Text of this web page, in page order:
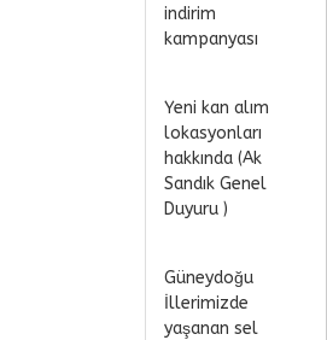
indirim
kampanyası
Yeni kan alım
lokasyonları
hakkında (Ak
Sandık Genel
Duyuru )
Güneydoğu
İllerimizde
yaşanan sel